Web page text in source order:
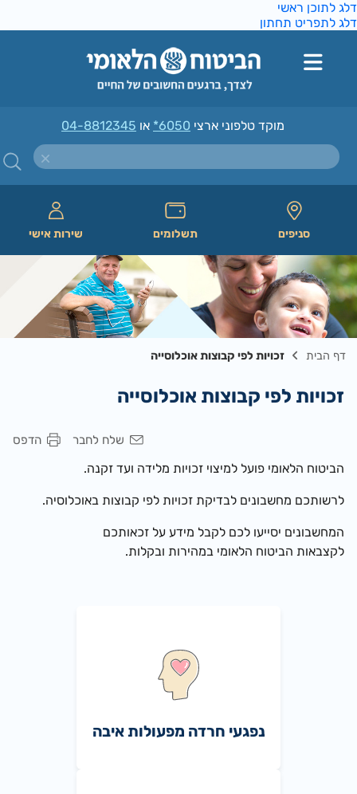
לתוכן ראשי
לתפריט תחתון
מוקד טלפוני ארצי*6050או04-8812345
סניפים תשלומים שירות אישי
דף הבית זכויות לפי קבוצות אוכלוסייה
זכויות לפי קבוצות אוכלוסייה
הדפס שלח לחבר
הביטוח הלאומי פועל למיצוי זכויות מלידה ועד זקנה.
לרשותכם מחשבונים לבדיקת זכויות לפי קבוצות באוכלוסיה.
המחשבונים יסייעו לכם לקבל מידע על זכאותכם
לקצבאות הביטוח הלאומי במהירות ובקלות.
נפגעי חרדה מפעולות איבה